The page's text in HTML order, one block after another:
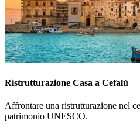
Ristrutturazione Casa a Cefalù
Affrontare una ristrutturazione nel
patrimonio UNESCO.